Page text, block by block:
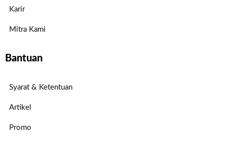
Karir
Mitra Kami
Bantuan
Syarat & Ketentuan
Artikel
Promo